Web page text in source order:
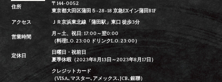
住所
〒144-0052
東京都大田区蒲田５-28-18 京急EXイン蒲田B1F
アクセス ＪＲ京浜東北線「蒲田駅」東口 徒歩3分
営業時間
月～土、祝日: 17:00～翌0:00
（料理L.O. 23:00 ドリンクL.O. 23:00）
定休日
日曜日・祝前日
夏季休暇（2023年8月13日～2023年8月17日）
クレジットカード
（VISA､マスター､アメックス､JCB､銀聯）